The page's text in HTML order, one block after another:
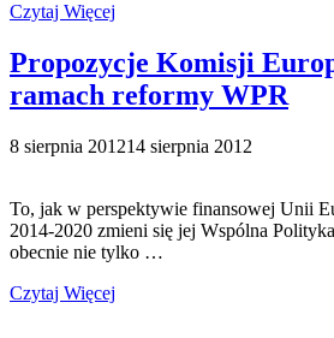
Czytaj Więcej
Propozycje Komisji
ramach reformy WPR
8 sierpnia 201214 sierpnia 2012
To, jak w perspektywie finansowej Unii
2014-2020 zmieni się jej Wspólna
obecnie nie tylko …
Czytaj Więcej